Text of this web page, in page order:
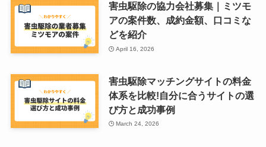
害虫駆除の協力会社募集｜ミツモ
アの案件数、成約金額、口コミな
どを紹介
April 16, 2026
害虫駆除マッチングサイトの料金
体系を比較!自分に合うサイトの選
び方と成功事例
March 24, 2026